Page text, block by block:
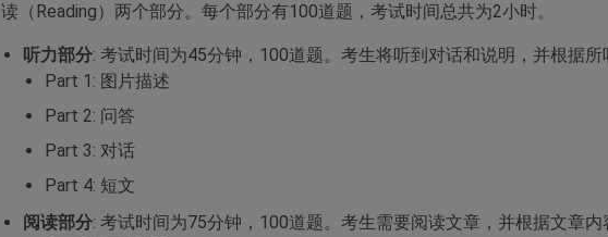
读（Reading）两个部分。每个部分有100道题，考试时间总共为2小时。
听力部分: 考试时间为45分钟，100道题。考生将听到对话和说明，并根据所
Part 1: 图片描述
Part 2: 问答
Part 3: 对话
Part 4: 短文
阅读部分: 考试时间为75分钟，100道题。考生需要阅读文章，并根据文章内